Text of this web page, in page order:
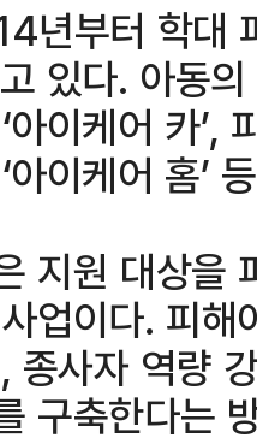
년부터 학대
있다. 아동
이케어 카’,
이케어 홈’
지원 대상을
업이다. 피
종사자 역량
구축한다는